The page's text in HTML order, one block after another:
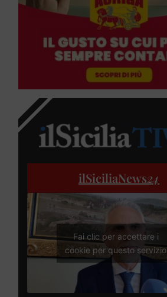
ilSiciliaNews24
Fai clic per accettare i
cookie per questo servizio